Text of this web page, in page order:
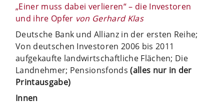
„Einer muss dabei verlieren“ – die Investoren
und ihre Opfer von Gerhard Klas
Deutsche Bank und Allianz in der ersten Reihe;
Von deutschen Investoren 2006 bis 2011
aufgekaufte landwirtschaftliche Flächen; Die
Landnehmer; Pensionsfonds(alles nur in der
Printausgabe)
Innen